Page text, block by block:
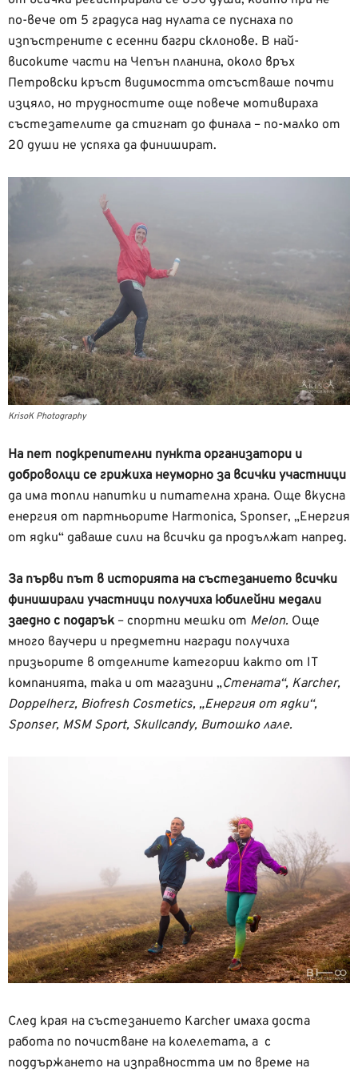
по-вече от 5 градуса над нулата се пуснаха по
изпъстрените с есенни багри склонове. В най-
високите части на Чепън планина, около връх
Петровски кръст видимостта отсъстваше почти
изцяло, но трудностите още повече мотивираха
състезателите да стигнат до финала – по-малко от
20 души не успяха да финишират.
KrisoK Photography
На пет подкрепителни пункта организатори и
доброволци се грижиха неуморно за всички участници
да има топли напитки и питателна храна. Още вкусна
енергия от партньорите Harmonica, Sponser, „Енергия
от ядки“ даваше сили на всички да продължат напред.
За първи път в историята на състезанието всички
финиширали участници получиха юбилейни медали
заедно с подарък– спортни мешки от Melon. Още
много ваучери и предметни награди получиха
призьорите в отделните категории както от IT
компанията, така и от магазини „Стената“, Karcher,
Doppelherz, Biofresh Cosmetics, „Енергия от ядки“,
Sponser, MSM Sport, Skullcandy, Витошко лале.
След края на състезанието Karcher имаха доста
работа по почистване на колелетата, а с
поддържането на изправността им по време на